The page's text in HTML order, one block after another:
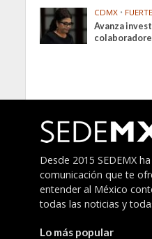
CDMX •
Avanza
Desde 2015 SEDEMX
comunicación que te
entender al México
todas las noticias y
Lo más popular